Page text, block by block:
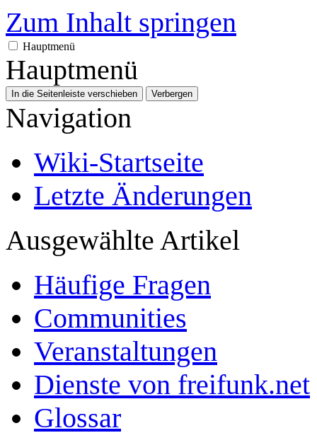
Zum Inhalt springen
Hauptmenü
Hauptmenü
In die Seitenleiste verschieben Verbergen
Navigation
Wiki-Startseite
Letzte Änderungen
Ausgewählte Artikel
Häufige Fragen
Communities
Veranstaltungen
Dienste von freifunk.net
Glossar